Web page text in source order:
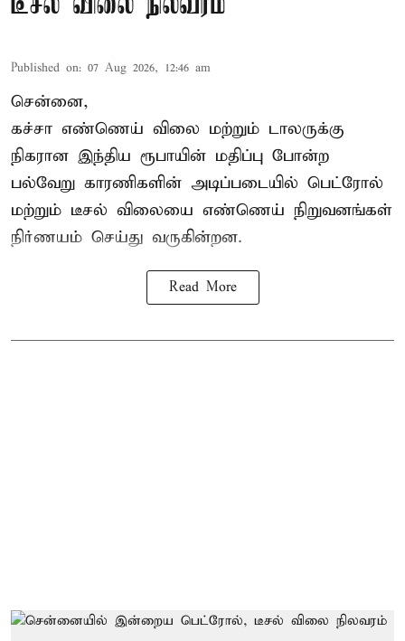
Published on: 07 Aug 2026, 12:46 am
சென்னை,
கச்சா எண்ணெய் விலை மற்றும் டாலருக்கு
நிகரான இந்திய ரூபாயின் மதிப்பு போன்ற
பல்வேறு காரணிகளின் அடிப்படையில் பெட்ரோல்
மற்றும் டீசல் விலையை எண்ணெய் நிறுவனங்கள்
நிர்ணயம் செய்து வருகின்றன.
Read More